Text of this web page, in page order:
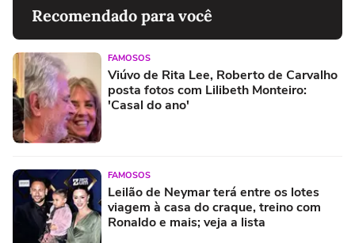
Recomendado para você
FAMOSOS
Viúvo de Rita Lee, Roberto de Carvalho
posta fotos com Lilibeth Monteiro:
'Casal do ano'
FAMOSOS
Leilão de Neymar terá entre os lotes
viagem à casa do craque, treino com
Ronaldo e mais; veja a lista